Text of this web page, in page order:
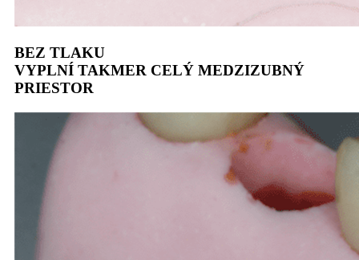
BEZ TLAKU
VYPLNÍ TAKMER CELÝ MEDZIZUBNÝ
PRIESTOR